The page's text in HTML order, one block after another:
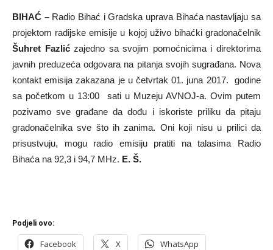
BIHAĆ –Radio Bihać i Gradska uprava Bihaća nastavljaju sa
projektom radijske emisije u kojoj uživo bihaćki gradonačelnik
Šuhret Fazlićzajedno sa svojim pomoćnicima i direktorima
javnih preduzeća odgovara na pitanja svojih sugrađana. Nova
kontakt emisija zakazana je u četvrtak 01. juna 2017. godine
sa početkom u 13:00 sati u Muzeju AVNOJ-a. Ovim putem
pozivamo sve građane da dođu i iskoriste priliku da pitaju
gradonačelnika sve što ih zanima. Oni koji nisu u prilici da
prisustvuju, mogu radio emisiju pratiti na talasima Radio
Bihaća na 92,3 i 94,7 MHz. E. Š.
Podjeli ovo:
Facebook X WhatsApp